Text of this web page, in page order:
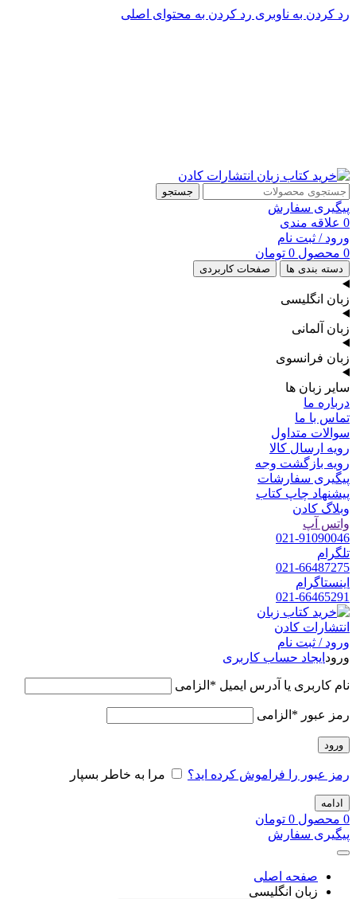
رد کردن به ناوبری رد کردن به محتوای اصلی
جستجو
پیگیری سفارش
0 علاقه مندی
ورود / ثبت نام
0 محصول 0 تومان
دسته بندی ها صفحات کاربردی
زبان انگلیسی
زبان آلمانی
زبان فرانسوی
سایر زبان ها
درباره ما
تماس با ما
سوالات متداول
رویه ارسال کالا
رویه بازگشت وجه
پیگیری سفارشات
پیشنهاد چاپ کتاب
وبلاگ کادن
واتس آپ
021-91090046
تلگرام
021-66487275
اینستاگرام
021-66465291
ورود / ثبت نام
ورود ایجاد حساب کاربری
نام کاربری یا آدرس ایمیل * الزامی
رمز عبور * الزامی
ورود
رمز عبور را فراموش کرده اید؟ مرا به خاطر بسپار
ادامه
0 محصول 0 تومان
پیگیری سفارش
صفحه اصلی
زبان انگلیسی